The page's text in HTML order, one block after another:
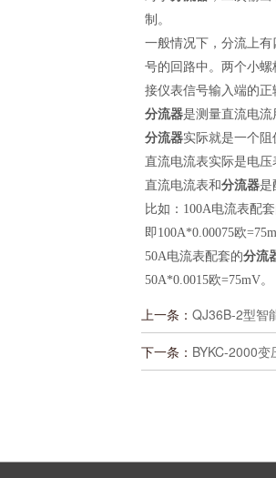
制。
一般情况下，分流上
号的回路中。两个小
接仪表信号输入端的
分流器是测量直流电流
分流器实际就是一个
直流电流表实际是电
直流电流表和分流器是
比如：100A电流表配
即100A*0.00075欧
50A电流表配套的分流
50A*0.0015欧=75mV。
上一条： QJ36B-2型智
下一条： BYKC-2000